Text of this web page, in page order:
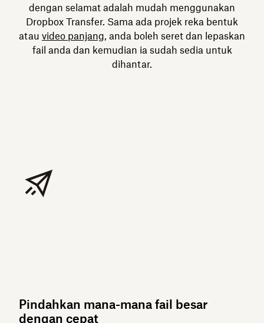
dengan selamat adalah mudah menggunakan
Dropbox Transfer. Sama ada projek reka bentuk
atau video panjang, anda boleh seret dan lepaskan
fail anda dan kemudian ia sudah sedia untuk
dihantar.
Pindahkan mana-mana fail besar
dengan cepat